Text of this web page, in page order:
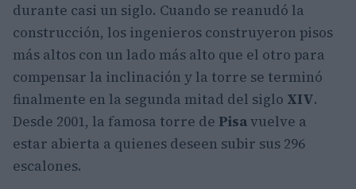
durante casi un siglo. Cuando se reanudó la
construcción, los ingenieros construyeron pisos
más altos con un lado más alto que el otro para
compensar la inclinación y la torre se terminó
finalmente en la segunda mitad del siglo XIV.
Desde 2001, la famosa torre de Pisavuelve a
estar abierta a quienes deseen subir sus 296
escalones.